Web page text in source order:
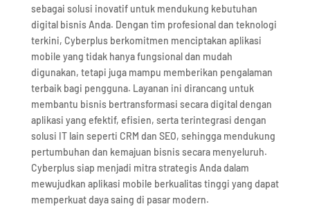
sebagai solusi inovatif untuk mendukung kebutuhan
digital bisnis Anda. Dengan tim profesional dan teknologi
terkini, Cyberplus berkomitmen menciptakan aplikasi
mobile yang tidak hanya fungsional dan mudah
digunakan, tetapi juga mampu memberikan pengalaman
terbaik bagi pengguna. Layanan ini dirancang untuk
membantu bisnis bertransformasi secara digital dengan
aplikasi yang efektif, efisien, serta terintegrasi dengan
solusi IT lain seperti CRM dan SEO, sehingga mendukung
pertumbuhan dan kemajuan bisnis secara menyeluruh.
Cyberplus siap menjadi mitra strategis Anda dalam
mewujudkan aplikasi mobile berkualitas tinggi yang dapat
memperkuat daya saing di pasar modern.